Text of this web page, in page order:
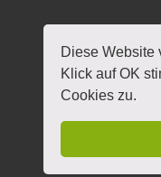
Diese Website
Klick auf OK
Cookies zu.
HOME
VERANSTALTUNGEN